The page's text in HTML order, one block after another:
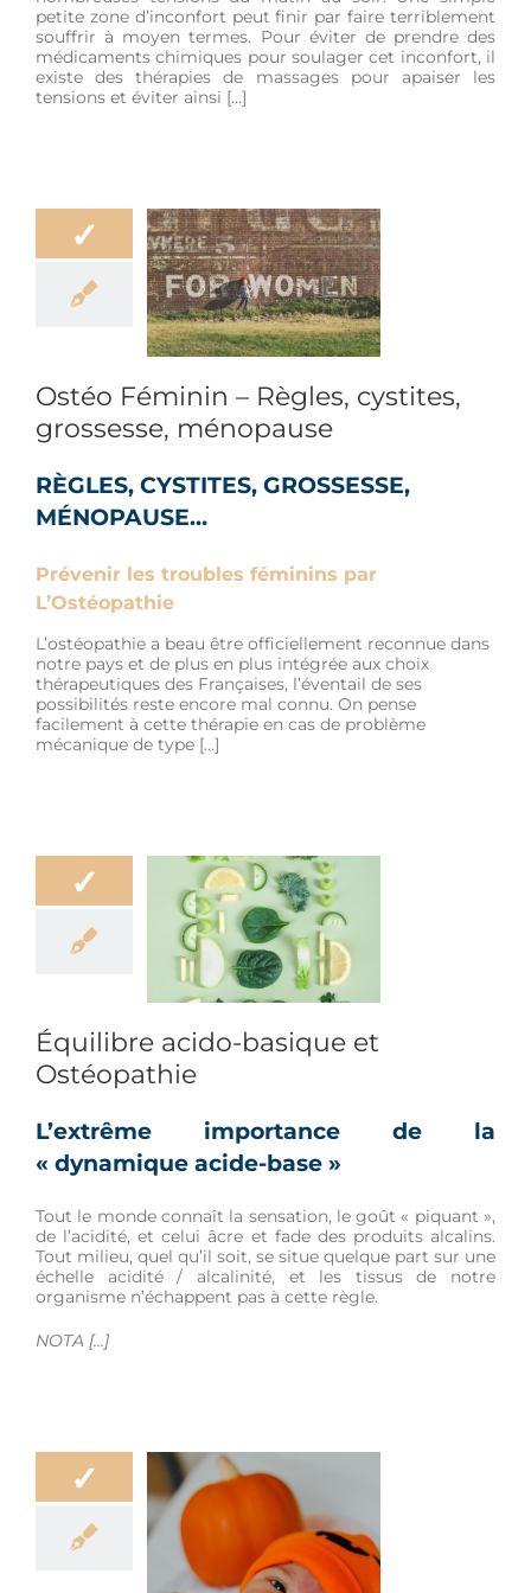
petite zone d’inconfort peut finir par faire terriblement
souffrir à moyen termes. Pour éviter de prendre des
médicaments chimiques pour soulager cet inconfort, il
existe des thérapies de massages pour apaiser les
tensions et éviter ainsi […]
✓
grossesse,
Ostéo Féminin – Règles, cystites,
grossesse, ménopause
RÈGLES, CYSTITES, GROSSESSE,
MÉNOPAUSE…
Prévenir les troubles féminins par
L’Ostéopathie
L’ostéopathie a beau être officiellement reconnue dans
notre pays et de plus en plus intégrée aux choix
thérapeutiques des Françaises, l’éventail de ses
possibilités reste encore mal connu. On pense
facilement à cette thérapie en cas de problème
mécanique de type […]
✓
acido-
Ostéopathie
Bien-être
Équilibre acido-basique et
Ostéopathie
L’extrême importance de la
« dynamique acide-base »
Tout le monde connaît la sensation, le goût « piquant »,
de l’acidité, et celui âcre et fade des produits alcalins.
Tout milieu, quel qu’il soit, se situe quelque part sur une
échelle acidité / alcalinité, et les tissus de notre
organisme n’échappent pas à cette règle.
NOTA […]
✓
pour le
Douleur